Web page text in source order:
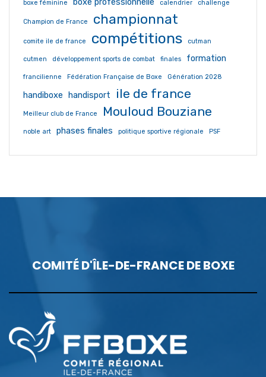
boxe féminine calendrier challenge
Champion de France championnat
comite ile de france compétitions cutman
cutmen développement sports de combat finales formation
francilienne Fédération Française de Boxe Génération 2028
handiboxe handisport ile de france
Meilleur club de France Mouloud Bouziane
noble art phases finales politique sportive régionale PSF
COMITÉ D'ÎLE-DE-FRANCE DE BOXE